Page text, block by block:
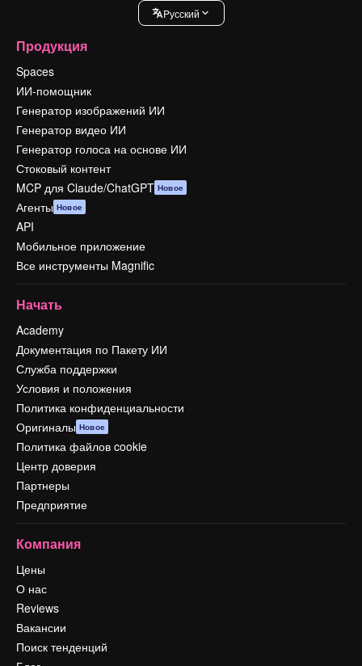
Pусский
Продукция
Spaces
ИИ-помощник
Генератор изображений ИИ
Генератор видео ИИ
Генератор голоса на основе ИИ
Стоковый контент
MCP для Claude/ChatGPT Новое
Агенты Новое
API
Мобильное приложение
Все инструменты Magnific
Начать
Academy
Документация по Пакету ИИ
Служба поддержки
Условия и положения
Политика конфиденциальности
Оригиналы Новое
Политика файлов cookie
Центр доверия
Партнеры
Предприятие
Компания
Цены
О нас
Reviews
Вакансии
Поиск тенденций